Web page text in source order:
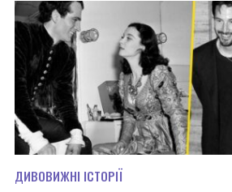
ДИВОВИЖНІ ІСТОРІЇ